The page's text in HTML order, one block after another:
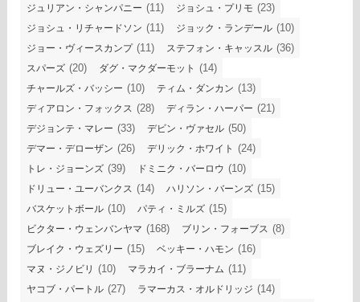
ジュリアン・シャンパニー (11) ジョシュ・プリモ (23)
ジョシュ・リチャードソン (11) ジョック・ランデール (10)
ジョー・ヴィースカンプ(11) ステフォン・キャッスル (36)
スパーズ (20) ダグ・マクダーモット (14)
チャールズ・バッシー (10) ティム・ダンカン (13)
ディアロン・フォックス (28) ディラン・ハーパー (21)
デジョンテ・マレー (33) デビン・ヴァセル (50)
デマー・デローザン (26) デリック・ホワイト (24)
トレ・ジョーンズ (39) ドミニク・バーロウ (10)
ドリュー・ユーバンクス (14) ハリソン・バーンズ (15)
バスケットボール (10) パティ・ミルズ (15)
ビクター・ウェンバンヤマ (168) ブリン・フォーブス (8)
ブレイク・ウェズリー (15) ベッキー・ハモン (16)
マヌ・ジノビリ (10) マラカイ・ブラーナム (11)
ヤコブ・パートル (27) ラマーカス・オルドリッジ (14)